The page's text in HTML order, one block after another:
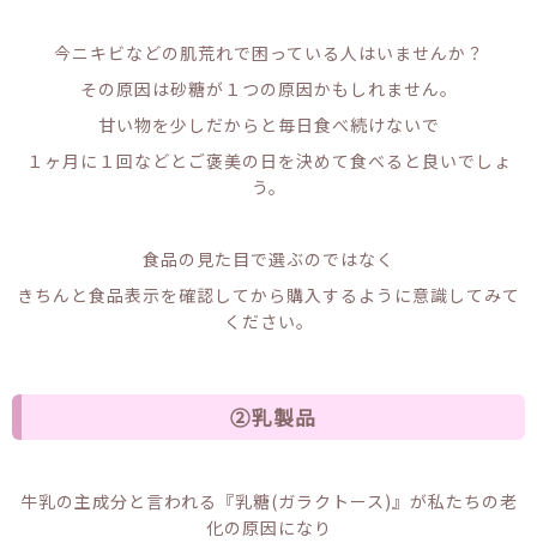
今ニキビなどの肌荒れで困っている人はいませんか？
その原因は砂糖が１つの原因かもしれません。
甘い物を少しだからと毎日食べ続けないで
１ヶ月に１回などとご褒美の日を決めて食べると良いでしょ
う。
食品の見た目で選ぶのではなく
きちんと食品表示を確認してから購入するように意識してみて
ください。
②乳製品
牛乳の主成分と言われる『乳糖(ガラクトース)』が私たちの老
化の原因になり